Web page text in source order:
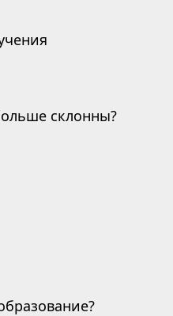
склонны?